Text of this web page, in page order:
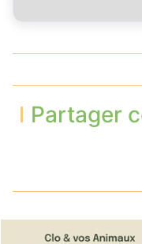
Partager